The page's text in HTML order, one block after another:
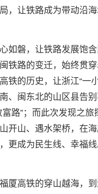
，让铁路成为带动沿
如磐，让铁路发展饱
铁路的变迁，始终贯
铁的历史，让浙江“一
、闽东北的山区县告
富路”；而此次发现之
开山、遇水架桥，在
更成为民生线、幸福线
厦高铁的穿山越海，